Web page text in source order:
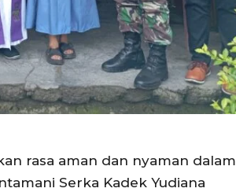
rasa aman dan nyaman dalam
Serka Kadek Yudiana